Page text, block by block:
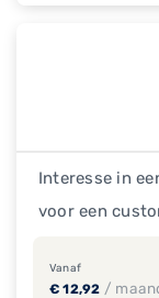
Interesse in
voor een
Vanaf
€ 12,92 /